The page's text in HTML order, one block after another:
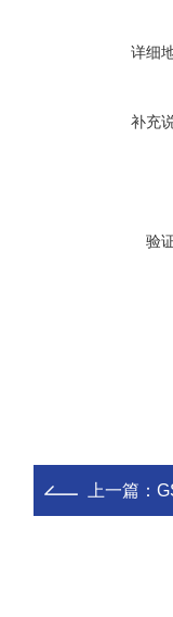
详细
补充
验
上一篇：